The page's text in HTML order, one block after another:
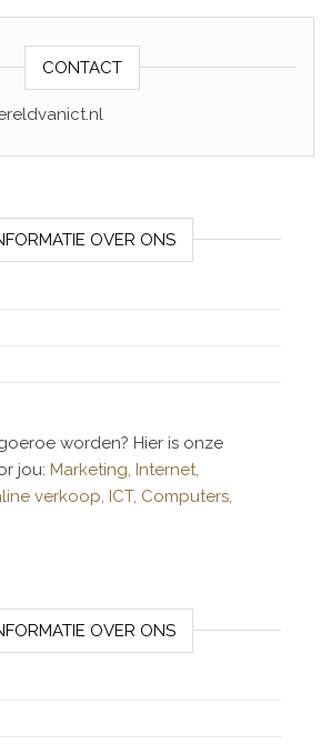
CONTACT
OVER ONS
worden? Hier is onze
jou: Marketing, Internet,
verkoop, ICT, Computers,
OVER ONS